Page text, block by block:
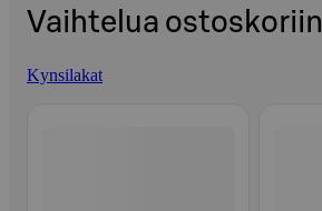
Vaihtelua ostoskoriin
Kynsilakat